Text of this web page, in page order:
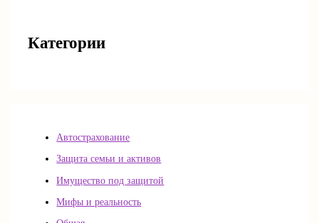
Категории
Автострахование
Защита семьи и активов
Имущество под защитой
Мифы и реальность